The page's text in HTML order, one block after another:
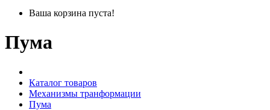
Ваша корзина пуста!
Пума
Каталог товаров
Механизмы транформации
Пума